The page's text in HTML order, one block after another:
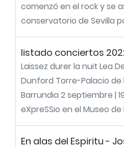
comenzó en el rock y se
conservatorio de Sevilla
listado conciertos
Laissez durer la nuit Lea
Dunford Torre-Palacio de
Barrundia 2 septiembre |
eXpreSSio en el Museo
En alas del Espiritu -